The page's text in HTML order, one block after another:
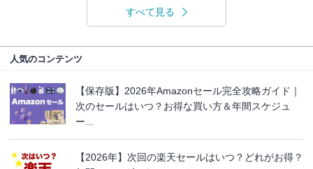
すべて見る
人気のコンテンツ
【保存版】2026年Amazonセール完全攻略ガイド｜
次のセールはいつ？お得な買い方＆年間スケジュ
ー...
【2026年】次回の楽天セールはいつ？どれがお得？